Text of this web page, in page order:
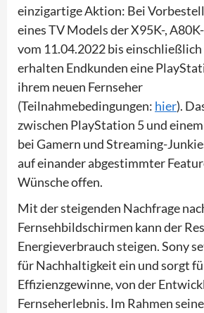
einzigartige Aktion: Bei
eines TV Models der X95K-,
vom 11.04.2022 bis
erhalten Endkunden eine
ihrem neuen Fernseher
(Teilnahmebedingungen: hier).
zwischen PlayStation 5 und
bei Gamern und Streaming-
auf einander abgestimmter
Wünsche offen.
Mit der steigenden Nachfrage
Fernsehbildschirmen kann der
Energieverbrauch steigen. Sony
für Nachhaltigkeit ein und sorgt
Effizienzgewinne, von der
Fernseherlebnis. Im Rahmen